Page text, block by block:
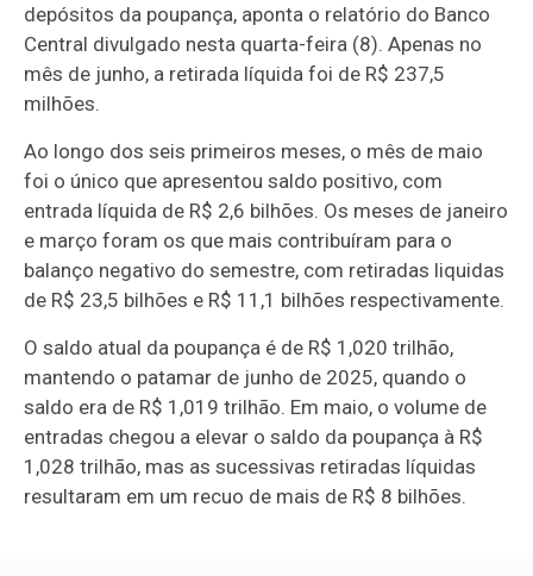
depósitos da poupança, aponta o relatório do Banco
Central divulgado nesta quarta-feira (8). Apenas no
mês de junho, a retirada líquida foi de R$ 237,5
milhões.
Ao longo dos seis primeiros meses, o mês de maio
foi o único que apresentou saldo positivo, com
entrada líquida de R$ 2,6 bilhões. Os meses de janeiro
e março foram os que mais contribuíram para o
balanço negativo do semestre, com retiradas liquidas
de R$ 23,5 bilhões e R$ 11,1 bilhões respectivamente.
O saldo atual da poupança é de R$ 1,020 trilhão,
mantendo o patamar de junho de 2025, quando o
saldo era de R$ 1,019 trilhão. Em maio, o volume de
entradas chegou a elevar o saldo da poupança à R$
1,028 trilhão, mas as sucessivas retiradas líquidas
resultaram em um recuo de mais de R$ 8 bilhões.